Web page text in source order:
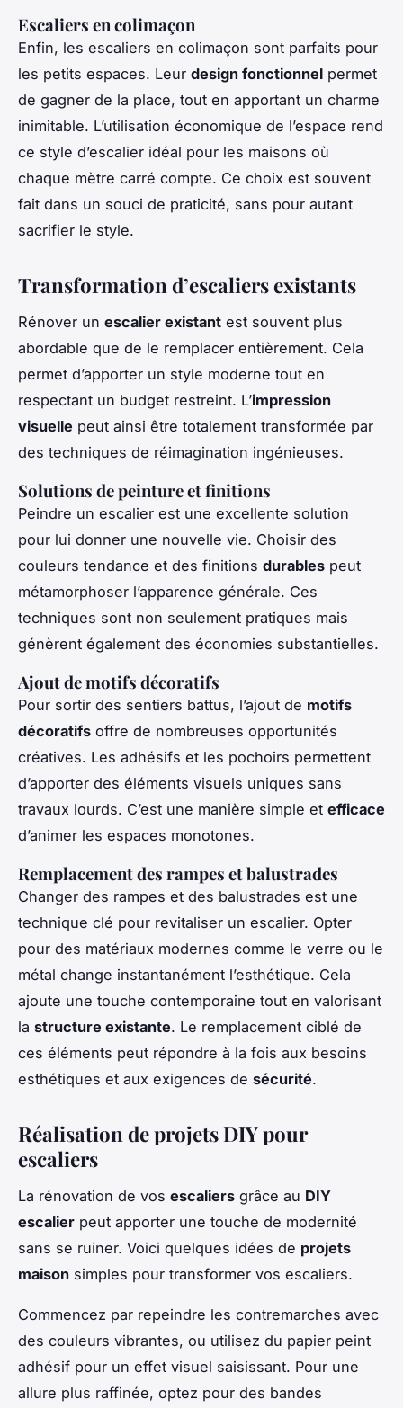
Escaliers en colimaçon
Enfin, les escaliers en colimaçon sont parfaits pour
les petits espaces. Leur design fonctionnel permet
de gagner de la place, tout en apportant un charme
inimitable. L’utilisation économique de l’espace rend
ce style d’escalier idéal pour les maisons où
chaque mètre carré compte. Ce choix est souvent
fait dans un souci de praticité, sans pour autant
sacrifier le style.
Transformation d’escaliers existants
Rénover un escalier existant est souvent plus
abordable que de le remplacer entièrement. Cela
permet d’apporter un style moderne tout en
respectant un budget restreint. L’impression
visuelle peut ainsi être totalement transformée par
des techniques de réimagination ingénieuses.
Solutions de peinture et finitions
Peindre un escalier est une excellente solution
pour lui donner une nouvelle vie. Choisir des
couleurs tendance et des finitions durables peut
métamorphoser l’apparence générale. Ces
techniques sont non seulement pratiques mais
génèrent également des économies substantielles.
Ajout de motifs décoratifs
Pour sortir des sentiers battus, l’ajout de motifs
décoratifs offre de nombreuses opportunités
créatives. Les adhésifs et les pochoirs permettent
d’apporter des éléments visuels uniques sans
travaux lourds. C’est une manière simple et efficace
d’animer les espaces monotones.
Remplacement des rampes et balustrades
Changer des rampes et des balustrades est une
technique clé pour revitaliser un escalier. Opter
pour des matériaux modernes comme le verre ou le
métal change instantanément l’esthétique. Cela
ajoute une touche contemporaine tout en valorisant
la structure existante. Le remplacement ciblé de
ces éléments peut répondre à la fois aux besoins
esthétiques et aux exigences de sécurité.
Réalisation de projets DIY pour
escaliers
La rénovation de vos escaliers grâce au DIY
escalier peut apporter une touche de modernité
sans se ruiner. Voici quelques idées de projets
maison simples pour transformer vos escaliers.
Commencez par repeindre les contremarches avec
des couleurs vibrantes, ou utilisez du papier peint
adhésif pour un effet visuel saisissant. Pour une
allure plus raffinée, optez pour des bandes